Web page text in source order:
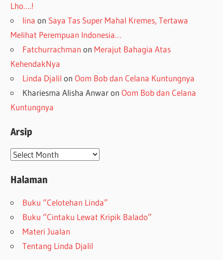
Lho….!
lina on Saya Tas Super Mahal Kremes, Tertawa
Melihat Perempuan Indonesia…
Fatchurrachman on Merajut Bahagia Atas
KehendakNya
Linda Djalil onOom Bob dan Celana Kuntungnya
Khariesma Alisha AnwaronOom Bob dan Celana
Kuntungnya
Arsip
Arsip
Halaman
Buku “Celotehan Linda”
Buku “Cintaku Lewat Kripik Balado”
Materi Jualan
Tentang Linda Djalil